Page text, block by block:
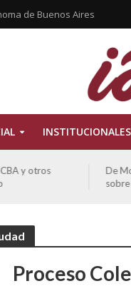
de Buenos Aires
INSTITUCIONALES
y otros
De
Proceso